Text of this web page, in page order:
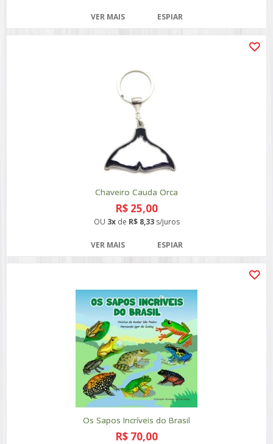
VER MAIS ESPIAR
Chaveiro Cauda Orca
R$ 25,00
OU 3xde R$ 8,33s/juros
VER MAIS ESPIAR
Os Sapos Incríveis do Brasil
R$ 70,00